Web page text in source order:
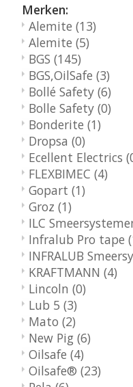
Merken:
Alemite (13)
Alemite (5)
BGS (145)
BGS,OilSafe (3)
Bollé Safety (6)
Bolle Safety (0)
Bonderite (1)
Dropsa (0)
Ecellent Electrics
FLEXBIMEC (4)
Gopart (1)
Groz (1)
ILC
Infralub Pro tape
INFRALUB
KRAFTMANN (4)
Lincoln (0)
Lub 5 (3)
Mato (2)
New Pig (6)
Oilsafe (4)
Oilsafe® (23)